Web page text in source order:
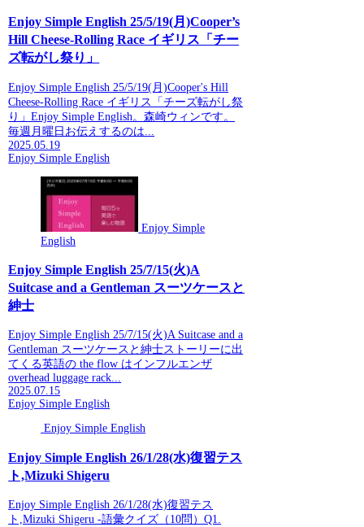
Enjoy Simple English 25/5/19(月)Cooper’s
Hill Cheese-Rolling Race イギリス「チー
ズ転がし祭り」
Enjoy Simple English 25/5/19(月)Cooper's Hill
Cheese-Rolling Race イギリス「チーズ転がし祭
り」Enjoy Simple English。森崎ウィンです。
毎週月曜日お伝えするのは...
2025.05.19
Enjoy Simple English
Enjoy Simple
English
Enjoy Simple English 25/7/15(火)A
Suitcase and a Gentleman スーツケースと
紳士
Enjoy Simple English 25/7/15(火)A Suitcase and a
Gentleman スーツケースと紳士ストーリーに出
てくる英語の the flow はインフルエンザ
overhead luggage rack...
2025.07.15
Enjoy Simple English
Enjoy Simple English
Enjoy Simple English 26/1/28(水)復習テス
ト,Mizuki Shigeru
Enjoy Simple English 26/1/28(水)復習テス
ト,Mizuki Shigeru -語彙クイズ（10問）Q1.